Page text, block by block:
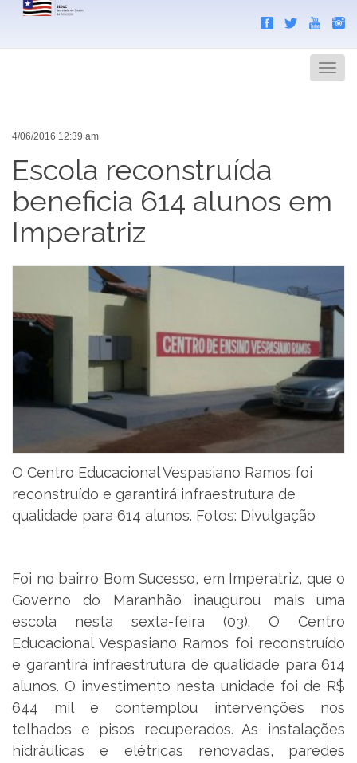
Menu
4/06/2016 12:39 am
Escola reconstruída
beneficia 614 alunos em
Imperatriz
O Centro Educacional Vespasiano Ramos foi
reconstruído e garantirá infraestrutura de
qualidade para 614 alunos. Fotos: Divulgação
Foi no bairro Bom Sucesso, em Imperatriz, que o
Governo do Maranhão inaugurou mais uma
escola nesta sexta-feira (03). O Centro
Educacional Vespasiano Ramos foi reconstruído
e garantirá infraestrutura de qualidade para 614
alunos. O investimento nesta unidade foi de R$
644 mil e contemplou intervenções nos
telhados e pisos recuperados. As instalações
hidráulicas e elétricas renovadas, paredes